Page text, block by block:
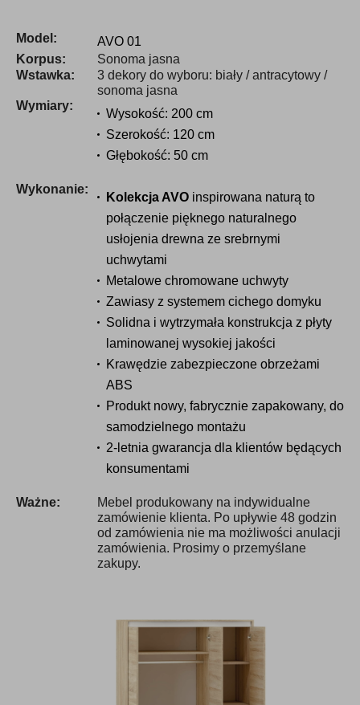
Model:
AVO 01
Korpus:
Sonoma jasna
Wstawka:
3 dekory do wyboru: biały / antracytowy /
sonoma jasna
Wymiary:
Wysokość: 200 cm
Szerokość: 120 cm
Głębokość: 50 cm
Wykonanie:
Kolekcja AVO inspirowana naturą to
połączenie pięknego naturalnego
usłojenia drewna ze srebrnymi
uchwytami
Metalowe chromowane uchwyty
Zawiasy z systemem cichego domyku
Solidna i wytrzymała konstrukcja z płyty
laminowanej wysokiej jakości
Krawędzie zabezpieczone obrzeżami
ABS
Produkt nowy, fabrycznie zapakowany, do
samodzielnego montażu
2-letnia gwarancja dla klientów będących
konsumentami
Ważne:
Mebel produkowany na indywidualne
zamówienie klienta. Po upływie 48 godzin
od zamówienia nie ma możliwości anulacji
zamówienia. Prosimy o przemyślane
zakupy.